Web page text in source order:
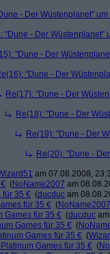
- Der Wüstenplanet"
"Dune - Der Wüstenplanet"
"Dune - Der
"Dune - Der
Re(17): "Dune - Der
Re(18): "Dune - Der
Re(19): "Dune - Der
Re(20): "Dune -
am 07.08.2008,
(NoName2007 am
für 35 € (ducduc am
für 35 € (NoName2007
Games für 35 € (ducduc
Games für 35 € (
Games für 35 € (
Games für 35 € (